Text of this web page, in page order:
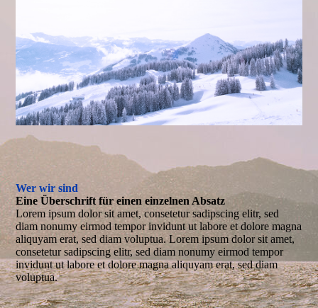
Wer wir sind
Eine Überschrift für einen einzelnen Absatz
Lorem ipsum dolor sit amet, consetetur sadipscing elitr, sed
diam nonumy eirmod tempor invidunt ut labore et dolore magna
aliquyam erat, sed diam voluptua. Lorem ipsum dolor sit amet,
consetetur sadipscing elitr, sed diam nonumy eirmod tempor
invidunt ut labore et dolore magna aliquyam erat, sed diam
voluptua.